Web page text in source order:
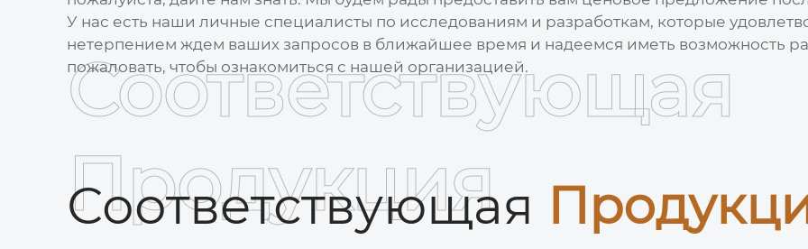
У нас есть наши личные специалисты по исследованиям и разработкам, которые
нетерпением ждем ваших запросов в ближайшее время и надеемся иметь возможность
пожаловать, чтобы ознакомиться с нашей организацией.
Соответствующая
Соответствующая
Продукция